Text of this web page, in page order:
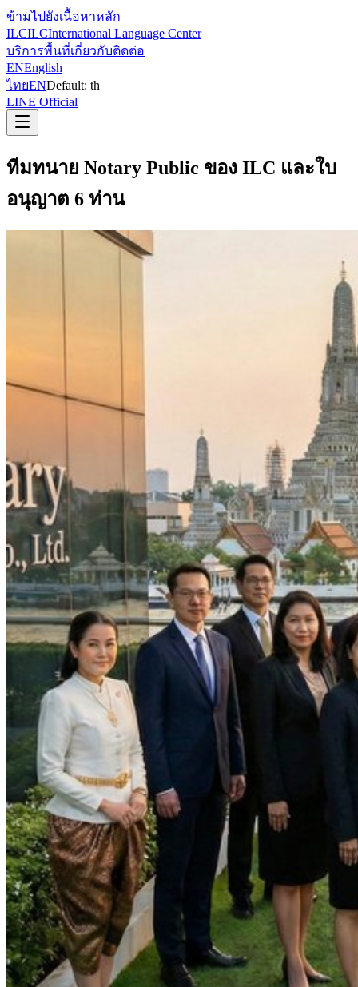
ข้ามไปยังเนื้อหาหลัก
ILCILCInternational Language Center
บริการพื้นที่เกี่ยวกับติดต่อ
ENEnglish
ไทยENDefault: th
LINE Official
ทีมทนาย Notary Public ของ ILC และใบ
อนุญาต 6 ท่าน